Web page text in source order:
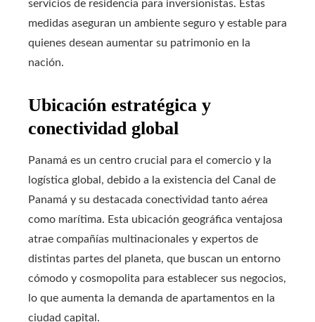
servicios de residencia para inversionistas. Estas
medidas aseguran un ambiente seguro y estable para
quienes desean aumentar su patrimonio en la
nación.
Ubicación estratégica y
conectividad global
Panamá es un centro crucial para el comercio y la
logística global, debido a la existencia del Canal de
Panamá y su destacada conectividad tanto aérea
como marítima. Esta ubicación geográfica ventajosa
atrae compañías multinacionales y expertos de
distintas partes del planeta, que buscan un entorno
cómodo y cosmopolita para establecer sus negocios,
lo que aumenta la demanda de apartamentos en la
ciudad capital.